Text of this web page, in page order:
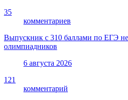
35
комментариев
Выпускник с 310 баллами по ЕГЭ
олимпиадников
6 августа 2026
121
комментарий